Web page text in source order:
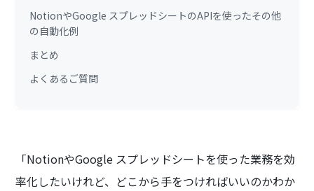
NotionやGoogle スプレッドシートのAPIを使ったその他
の自動化例
まとめ
よくあるご質問
「NotionやGoogle スプレッドシートを使った業務を効
率化したいけれど、どこから手をつければいいのかわか